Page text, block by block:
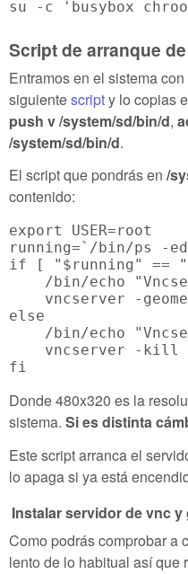
Script de arranque
Entramos en el sistema con
siguientescripty lo copias
push v /system/sd/bin/d,
/system/sd/bin/d.
El script que pondrás en /
contenido:
export USER=root
running=`/bin/ps -
if [ "$running" ==
/bin/echo
vncserver -
else
/bin/echo
vncserver -kill
Donde 480x320 es la
sistema. Si es distinta
Este script arranca el
lo apaga si ya está
Instalar servidor de vnc
Como podrás comprobar a
lento de lo habitual así que